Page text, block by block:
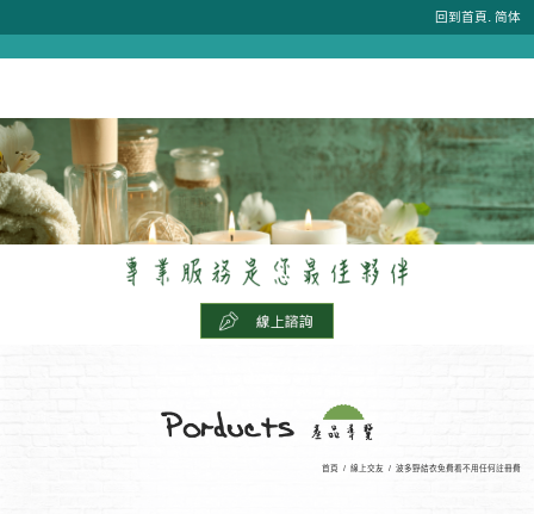
回到首頁. 简体
首頁 / 線上交友 / 波多野結衣免費看不用任何註冊費